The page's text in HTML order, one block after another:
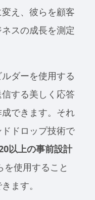
え、彼らを顧客
スの成長を測定
ダーを使用する
する美しく応答
できます。それ
ドロップ技術で
以上の事前設計
を使用すること
ます。